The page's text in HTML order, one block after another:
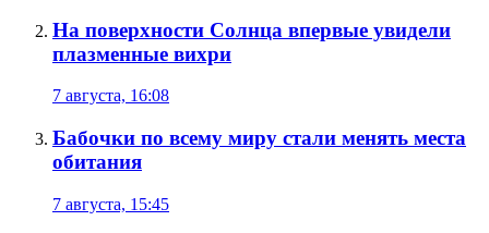
На поверхности Солнца впервые увидели
плазменные вихри
7 августа, 16:08
Бабочки по всему миру стали менять места
обитания
7 августа, 15:45